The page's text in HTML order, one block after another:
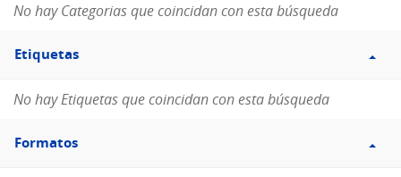
No hay Categorias que coincidan con esta búsqueda
Filtro
Etiquetas
Etiquetas
No hay Etiquetas que coincidan con esta búsqueda
Filtro
Formatos
Formatos